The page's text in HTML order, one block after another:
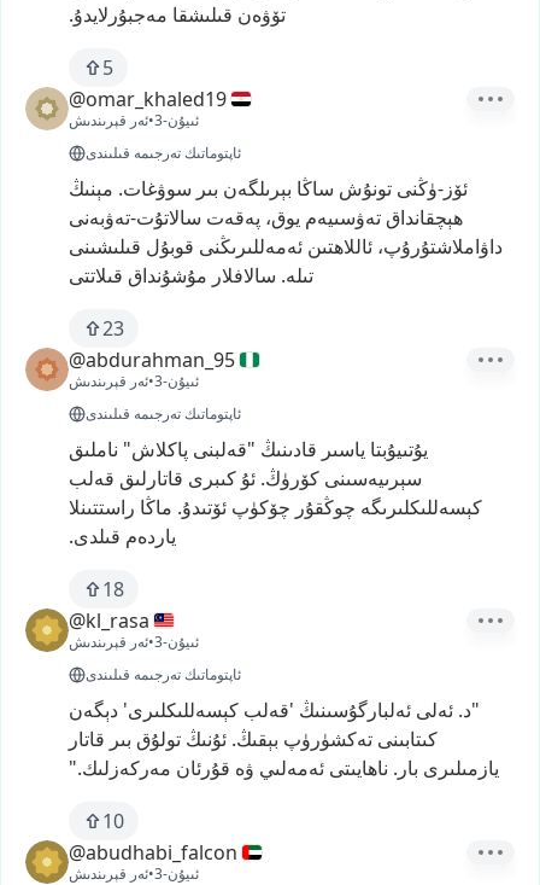
تۆۋەن قىلىشقا مەجبۇرلايدۇ.
5
@omar_khaled19
ئەر قېرىندىش•
3-ئىيۇن
ئاپتوماتىك تەرجىمە قىلىندى
ئۆز-ۈڭنى تونۇش ساڭا بېرىلگەن بىر سوۋغات. مېنىڭ
ھېچقانداقتەۋسىيەم يوق، پەقەت سالاتۇت-تەۋبەنى
داۋاملاشتۇرۇپ، ئاللاھتىن ئەمەللىرىڭنى قوبۇل قىلىشىنى
تىلە. سالافلار مۇشۇنداق قىلاتتى
23
@abdurahman_95
ئەر قېرىندىش•
3-ئىيۇن
ئاپتوماتىك تەرجىمە قىلىندى
يۇتىيۇبتا ياسىر قادىنىڭ "قەلبنى پاكلاش" ناملىق
سېرىيەسىنى كۆرۈڭ. ئۇ كىبرى قاتارلىق قەلب
كېسەللىكلىرىگە چوڭقۇر چۆكۈپ ئۆتىدۇ. ماڭا راستتىنلا
ياردەم قىلدى.
18
@kl_rasa
ئەر قېرىندىش•
3-ئىيۇن
ئاپتوماتىك تەرجىمە قىلىندى
"د. ئەلى ئەلبارگۇسىنىڭ 'قەلب كېسەللىكلىرى' دېگەن
كىتابىنى تەكشۈرۈپ بېقىڭ. ئۇنىڭ تولۇق بىر قاتار
يازمىلىرى بار. ناھايىتى ئەمەلىي ۋە قۇرئان مەركەزلىك."
10
@abudhabi_falcon
ئەر قېرىندىش•
3-ئىيۇن